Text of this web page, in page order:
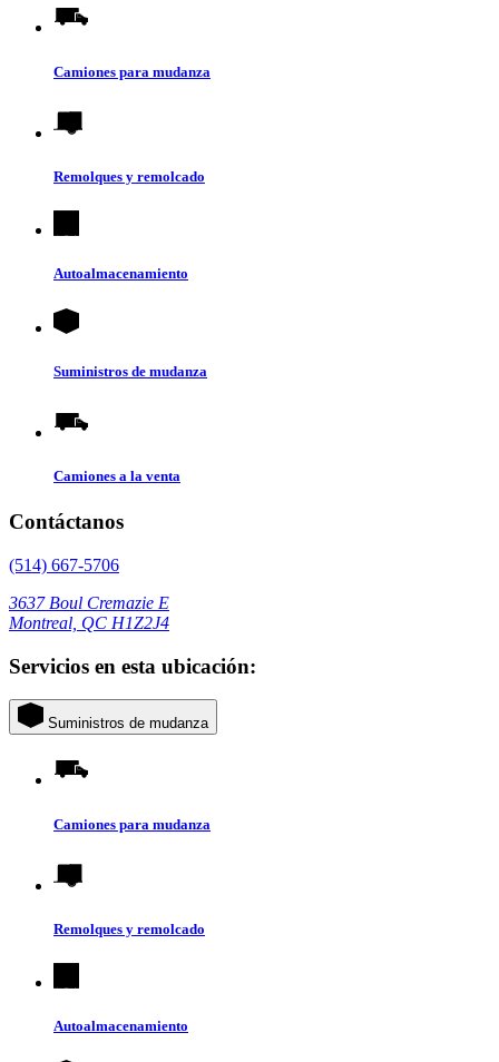
Camiones para mudanza
Remolques y remolcado
Autoalmacenamiento
Suministros de mudanza
Camiones a la venta
Contáctanos
(514) 667-5706
3637 Boul Cremazie E
Montreal, QC H1Z2J4
Servicios en esta ubicación:
Suministros de mudanza
Camiones para mudanza
Remolques y remolcado
Autoalmacenamiento